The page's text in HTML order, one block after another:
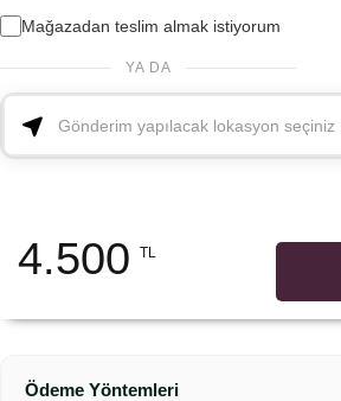
Mağazadan teslim almak istiyorum
YA DA
4.500 TL
Ödeme Yöntemleri